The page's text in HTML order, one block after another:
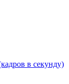
в секунду)